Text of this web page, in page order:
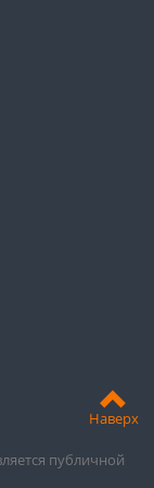
Наверх
публичной